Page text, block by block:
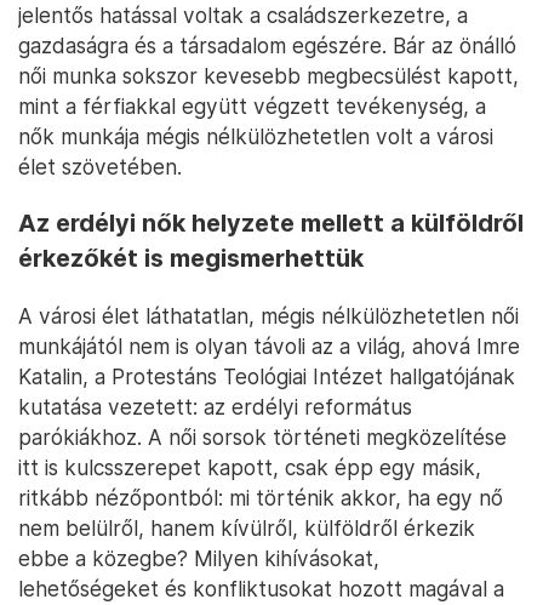
jelentős hatással voltak a családszerkezetre, a
gazdaságra és a társadalom egészére. Bár az önálló
női munka sokszor kevesebb megbecsülést kapott,
mint a férfiakkal együtt végzett tevékenység, a
nők munkája mégis nélkülözhetetlen volt a városi
élet szövetében.
Az erdélyi nők helyzete mellett a külföldről
érkezőkét is megismerhettük
A városi élet láthatatlan, mégis nélkülözhetetlen női
munkájától nem is olyan távoli az a világ, ahová Imre
Katalin, a Protestáns Teológiai Intézet hallgatójának
kutatása vezetett: az erdélyi református
parókiákhoz. A női sorsok történeti megközelítése
itt is kulcsszerepet kapott, csak épp egy másik,
ritkább nézőpontból: mi történik akkor, ha egy nő
nem belülről, hanem kívülről, külföldről érkezik
ebbe a közegbe? Milyen kihívásokat,
lehetőségeket és konfliktusokat hozott magával a